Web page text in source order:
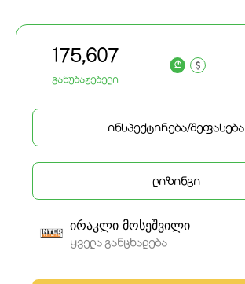
175,607
განუბაჟებელი
a
ინსპექტირება/შეფასება
ლიზინგი
ირაკლი მოსეშვილი
ყველა განცხადება